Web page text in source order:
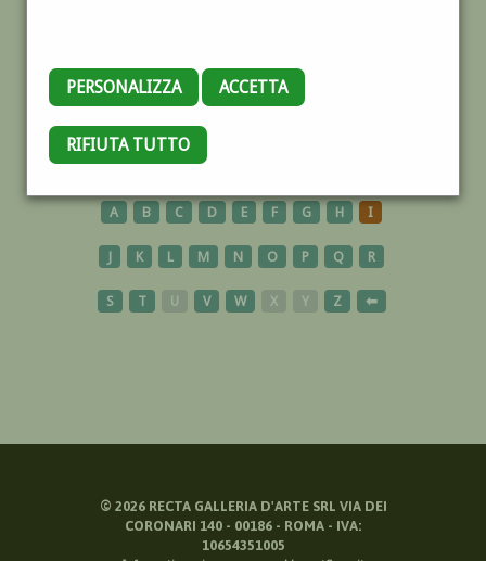
PERSONALIZZA ACCETTA
RIFIUTA TUTTO
CHIESA
A B C D E F G H I
J K L M N O P Q R
S T U V W X Y Z ⬅
© 2026RECTA GALLERIA D'ARTE SRL VIA DEI
CORONARI 140 - 00186 - ROMA - IVA:
10654351005